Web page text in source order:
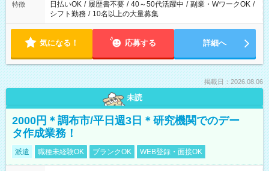
特徴 日払いOK / 履歴書不要 / 40～50代活躍中 / 副業・WワークOK /
シフト勤務 / 10名以上の大量募集
気になる！ 応募する 詳細へ
掲載日：2026.08.06
未読
2000円＊調布市/平日週3日＊研究機関でのデー
タ作成業務！
派遣 職種未経験OK ブランクOK WEB登録・面接OK